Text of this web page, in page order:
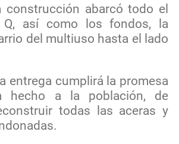
construcción abarcó todo el
así como los fondos, la
del multiuso hasta el lado
entrega cumplirá la promesa
hecho a la población, de
todas las aceras y